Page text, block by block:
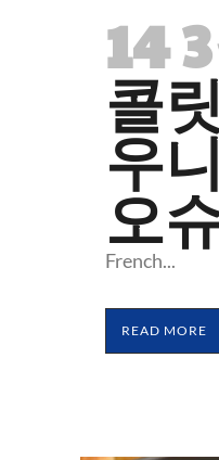
14
콜
우
오
French...
READ MORE